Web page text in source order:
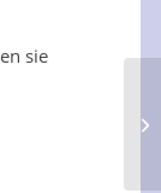
sie